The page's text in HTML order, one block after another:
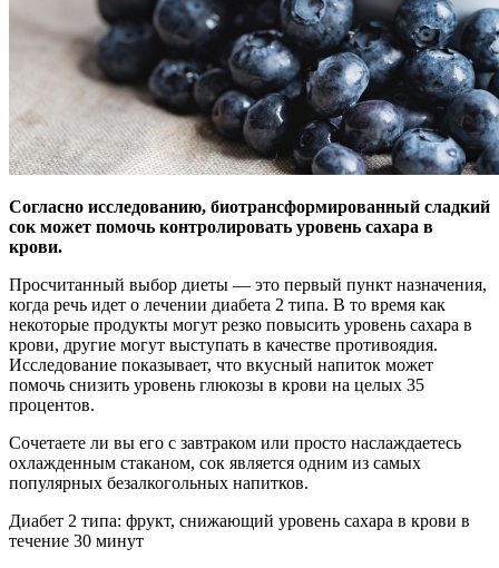
Согласно исследованию, биотрансформированный сладкий
сок может помочь контролировать уровень сахара в
крови.
Просчитанный выбор диеты — это первый пункт назначения,
когда речь идет о лечении диабета 2 типа. В то время как
некоторые продукты могут резко повысить уровень сахара в
крови, другие могут выступать в качестве противоядия.
Исследование показывает, что вкусный напиток может
помочь снизить уровень глюкозы в крови на целых 35
процентов.
Сочетаете ли вы его с завтраком или просто наслаждаетесь
охлажденным стаканом, сок является одним из самых
популярных безалкогольных напитков.
Диабет 2 типа: фрукт, снижающий уровень сахара в крови в
течение 30 минут